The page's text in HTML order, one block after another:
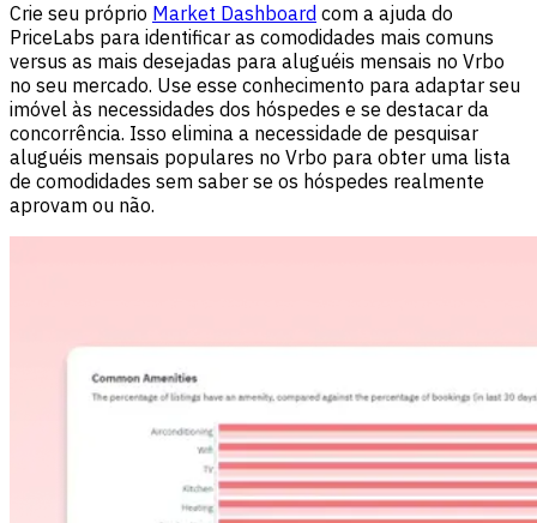
Crie seu próprio Market Dashboard com a ajuda do
PriceLabs para identificar as comodidades mais comuns
versus as mais desejadas para aluguéis mensais no Vrbo
no seu mercado. Use esse conhecimento para adaptar seu
imóvel às necessidades dos hóspedes e se destacar da
concorrência. Isso elimina a necessidade de pesquisar
aluguéis mensais populares no Vrbo para obter uma lista
de comodidades sem saber se os hóspedes realmente
aprovam ou não.